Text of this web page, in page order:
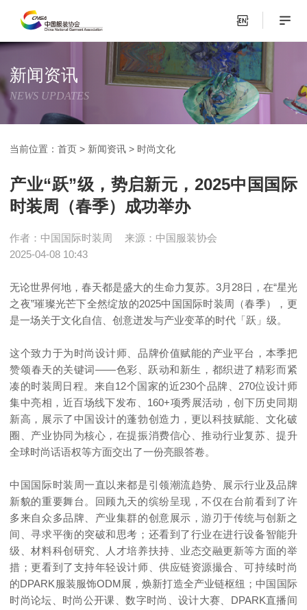
新闻资讯
NEWS UPDATES
当前位置：首页 > 新闻资讯 > 时尚文化
产业“跃”级，势启新元，2025中国国际
时装周（春季）成功举办
作者：中国国际时装周
来源：中国服装协会
2025-04-08 10:43
无论世界何地，春天都是盛大的生命力复苏。3月28日，在“星光
之夜”璀璨光芒下全然绽放的2025中国国际时装周（春季），更
是一场关于文化自信、创意迸发与产业变革的时代「跃」级。
这个致力于为时尚设计师、品牌价值赋能的产业平台，本季把
赞颂春天的关键词——色彩、跃动和新生，都织进了精彩而紧
凑的时装周日程。来自12个国家的近230个品牌、270位设计师
集中亮相，近百场线下发布、160+项秀展活动，创下历史同期
新高，展示了中国设计的蓬勃创造力，更以科技赋能、文化破
圈、产业协同为核心，在提振消费信心、推动行业复苏、提升
全球时尚话语权等方面交出了一份亮眼答卷。
中国国际时装周一直以来都是引领潮流趋势、展示行业及品牌
新貌的重要舞台。回顾九天的缤纷呈现，不仅在台前看到了许
多来自众多品牌、产业集群的创意展示，游刃于传统与创新之
间、寻求平衡的突破和思考；还看到了行业在进行设备智能升
级、材料科创研究、人才培养扶持、业态交融更新等方面的举
措；更看到了支持年轻设计师、供应链资源撮合、可持续时尚
的DPARK服装服饰ODM展，焕新打造全产业链枢纽；中国国际
时尚论坛、时尚公开课、数字时尚、设计大赛、DPARK直播间